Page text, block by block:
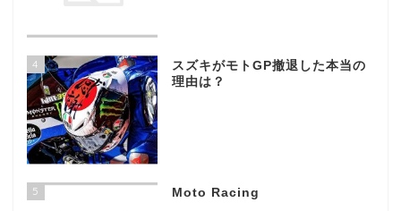
4
スズキがモトGP撤退した本当の
理由は？
5 Moto Racing